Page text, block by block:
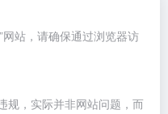
站，请确保通过浏览器访
规，实际并非网站问题，而